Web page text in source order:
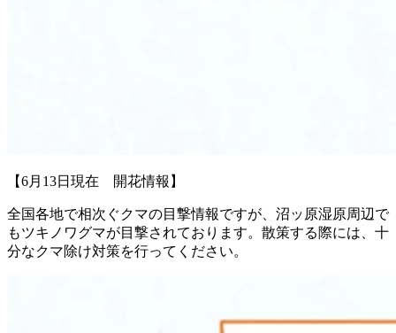
【6月13日現在 開花情報】
全国各地で相次ぐクマの目撃情報ですが、沼ッ原湿原周辺で
もツキノワグマが目撃されております。散策する際には、十
分なクマ除け対策を行ってください。